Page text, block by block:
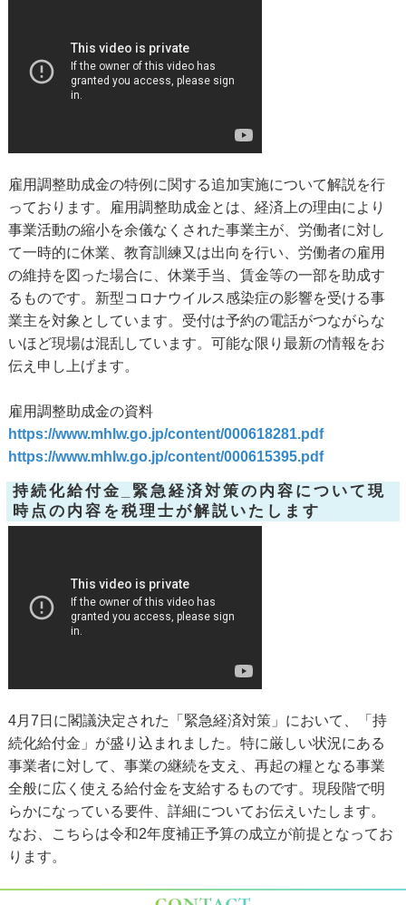
雇用調整助成金の特例に関する追加実施について解説を行
っております。雇用調整助成金とは、経済上の理由により
事業活動の縮小を余儀なくされた事業主が、労働者に対し
て一時的に休業、教育訓練又は出向を行い、労働者の雇用
の維持を図った場合に、休業手当、賃金等の一部を助成す
るものです。新型コロナウイルス感染症の影響を受ける事
業主を対象としています。受付は予約の電話がつながらな
いほど現場は混乱しています。可能な限り最新の情報をお
伝え申し上げます。
雇用調整助成金の資料
https://www.mhlw.go.jp/content/000618281.pdf
https://www.mhlw.go.jp/content/000615395.pdf
持続化給付金_緊急経済対策の内容について現
時点の内容を税理士が解説いたします
4月7日に閣議決定された「緊急経済対策」において、「持
続化給付金」が盛り込まれました。特に厳しい状況にある
事業者に対して、事業の継続を支え、再起の糧となる事業
全般に広く使える給付金を支給するものです。現段階で明
らかになっている要件、詳細についてお伝えいたします。
なお、こちらは令和2年度補正予算の成立が前提となってお
ります。